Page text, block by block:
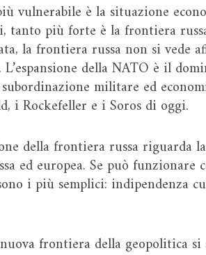
vulnerabile è la situazione
tanto più forte è la frontiera
la frontiera russa non si vede
della NATO è il
militare ed
i Rockefeller e i Soros di oggi.
della frontiera russa
ed europea. Se può
i più semplici: indipendenza
frontiera della geopolitica